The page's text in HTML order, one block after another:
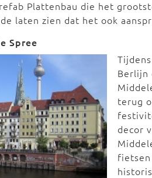
Plattenbau die het
laten zien dat het ook
Spree
Berlijn
terug
decor